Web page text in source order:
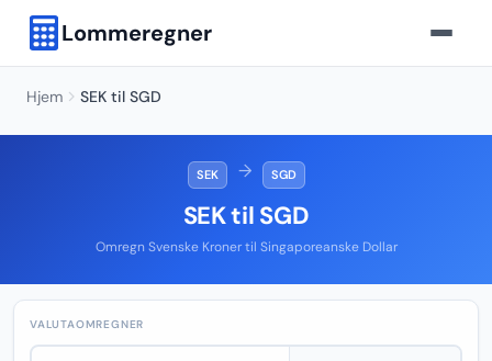
Lommeregner
Hjem SEK til SGD
SEK → SGD
SEK til SGD
Omregn Svenske Kroner til Singaporeanske Dollar
VALUTAOMREGNER